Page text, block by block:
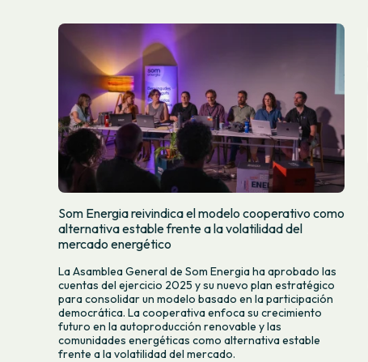
Som Energia reivindica el modelo cooperativo como
alternativa estable frente a la volatilidad del
mercado energético
La Asamblea General de Som Energia ha aprobado las
cuentas del ejercicio 2025 y su nuevo plan estratégico
para consolidar un modelo basado en la participación
democrática. La cooperativa enfoca su crecimiento
futuro en la autoproducción renovable y las
comunidades energéticas como alternativa estable
frente a la volatilidad del mercado.